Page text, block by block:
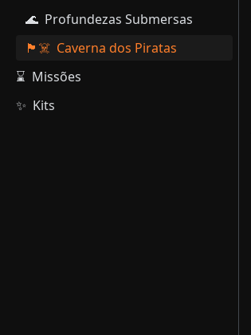
🌊 ​ Profundezas Submersas
🏴‍☠️ ​ Caverna dos Piratas
⌛ ​ Missões
✨ ​ Kits